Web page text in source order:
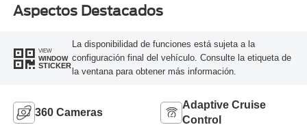
Aspectos Destacados
VIEW
WINDOW
STICKER
La disponibilidad de funciones está sujeta a la
configuración final del vehículo. Consulte la etiqueta de
la ventana para obtener más información.
360 Cameras
Adaptive Cruise
Control